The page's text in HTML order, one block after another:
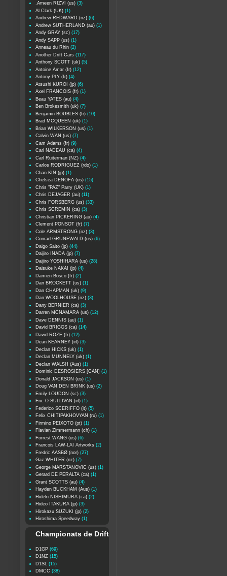
.Ameen RIZVI (us) (3)
Al Clark (UK) (1)
Andrew REDWARD (nz) (6)
Andrew SUTHERLAND (au) (1)
Andy GRAY (sc) (17)
Andy SAPP (us) (1)
Anneau du Rhin (2)
Another Drift Cars (117)
Anthony SCOTT (uk) (5)
Antoine Amar (fr) (12)
Antony PLY (fr) (4)
Atsushi KUROI (jp) (6)
Axel FRANCOIS (fr) (1)
Beau YATES (au) (4)
Ben Brokesmith (uk) (7)
Benjamin BOUBLES (fr) (10)
Brad MCQUEEN (uk) (1)
Brian WILKERSON (us) (1)
Calvin WAN (us) (7)
Cam Adams (fr) (9)
Carl NADEAU (ca) (4)
Carl Ruiterman (NZ) (4)
Carlos RODRIGUEZ (rdo) (1)
Chan KIN (jp) (1)
Chelsea DENOFA (us) (15)
Chris "PAZ" Parry (UK) (1)
Chris DEJAGER (au) (11)
Chris FORSBERG (us) (33)
Chris SCREMIN (ca) (3)
Christian PICKERING (au) (4)
Clement PONSOT (fr) (7)
Cole ARMSTRONG (nz) (3)
Conrad GRUNEWALD (us) (6)
Daigo Saito (jp) (44)
Daijiro INADA (jp) (7)
Daijiro YOSHIHARA (us) (28)
Daisuke NAKAI (jp) (4)
Damien Bosco (fr) (2)
Dan BROCKETT (us) (1)
Dan CHAPMAN (uk) (9)
Dan WOOLHOUSE (nz) (3)
Dany BERNIER (ca) (3)
Darren MCNAMARA (us) (12)
Dave DENNIS (au) (1)
David BRIGGS (ca) (14)
David ROZE (fr) (12)
Dean KEARNEY (irl) (3)
Declan HICKS (uk) (1)
Declan MUNNELY (uk) (1)
Declan WALSH (Aus) (1)
Dominic DESROSIERS [CAN] (1)
Donald JACKSON (us) (1)
Doug VAN DEN BRINK (us) (2)
Emily LOUDON (sc) (3)
Eric O SULLIVAN (irl) (1)
Federico SCERIFFO (it) (5)
Felix CHITIPAKHOVYAN (ru) (1)
Firmino PEIXOTO (pt) (1)
Flavian Zimmermann (ch) (1)
Forrest WANG (us) (6)
Francois LAW-LAI Artworks (2)
Fredric AASBØ (nor) (27)
Gaz WHITER (nz) (7)
George MARSTANOVIC (us) (1)
Gerard DE PERALTA (ca) (1)
Grant SCOTTS (au) (4)
Hayden BUCKHAM (Aus) (1)
Hideki NISHIMURA (ca) (2)
Hideo ITAKURA (jp) (3)
Hirokazu SUZUKI (jp) (2)
Hiroshima Speedway (1)
Championats de Drift
D1GP (69)
D1NZ (15)
D1SL
(15)
DMCC (38)